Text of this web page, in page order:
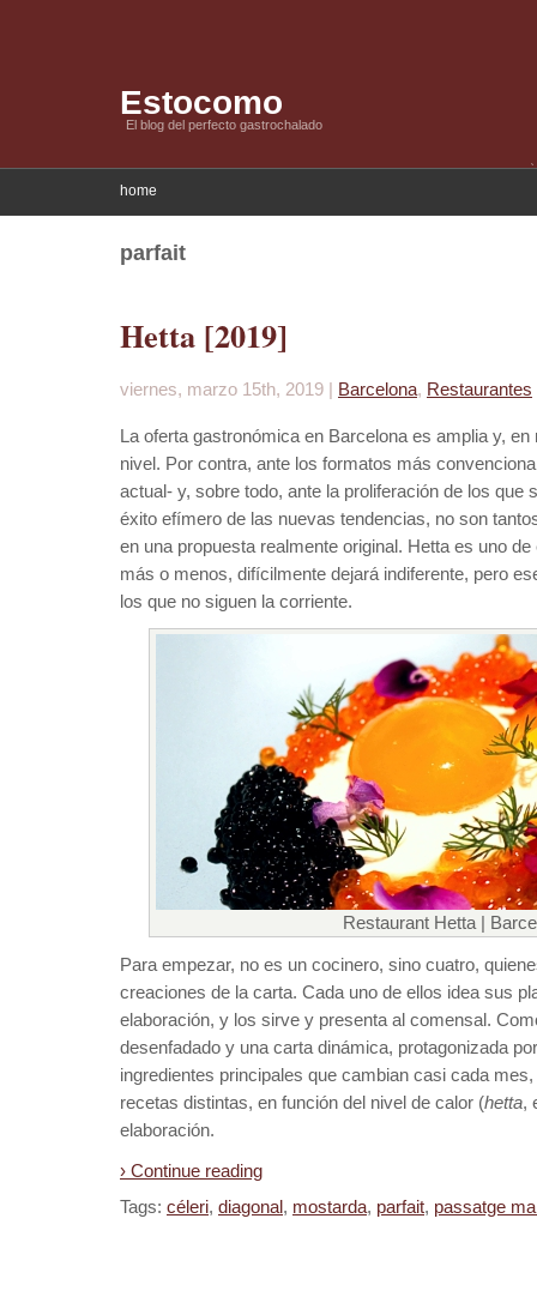
Estocomo
El blog del perfecto gastrochalado
home
parfait
Hetta [2019]
viernes, marzo 15th, 2019 | Barcelona, Restaurantes
La oferta gastronómica en Barcelona es amplia y,
nivel. Por contra, ante los formatos más
actual- y, sobre todo, ante la proliferación de los que
éxito efímero de las nuevas tendencias, no son
en una propuesta realmente original. Hetta es uno
más o menos, difícilmente dejará indiferente, pero
los que no siguen la corriente.
Restaurant Hetta |
Para empezar, no es un cocinero, sino cuatro,
creaciones de la carta. Cada uno de ellos idea sus
elaboración, y los sirve y presenta al comensal.
desenfadado y una carta dinámica, protagonizada
ingredientes principales que cambian casi cada
recetas distintas, en función del nivel de calor (hetta,
elaboración.
› Continue reading
Tags: céleri, diagonal, mostarda, parfait, passatge